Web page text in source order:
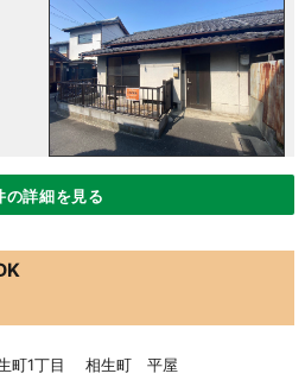
の詳細を見る
生町1丁目 相生町 平屋